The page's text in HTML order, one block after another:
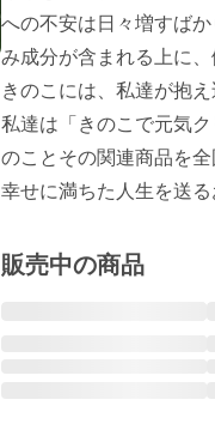
への不安は日々増すば
み成分が含まれる上に
きのこには、私達が抱
私達は「きのこで元気
のことその関連商品を
幸せに満ちた人生を送
販売中の商品